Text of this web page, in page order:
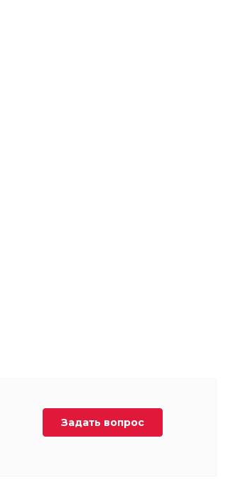
Задать вопрос